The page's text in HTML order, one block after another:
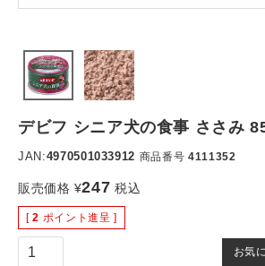
デビフ シニア犬の食事 ささみ
JAN:4970501033912 商品番号 4111352
販売価格 ¥247 税込
[ 2 ポイント進呈 ]
お気